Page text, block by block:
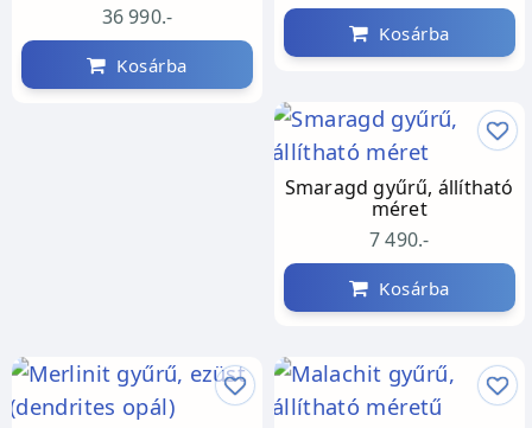
36 990.-
Kosárba
Kosárba
Smaragd gyűrű, állítható
méret
7 490.-
Kosárba